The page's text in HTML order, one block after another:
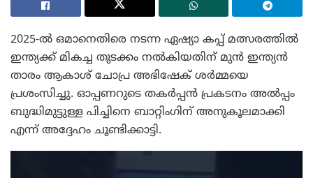
2025-ൽ ഒമാനെതിരെ നടന്ന ഏഷ്യാ കപ്പ് മത്സരത്തിൽ
ഇന്ത്യക്ക് മികച്ച തുടക്കം നൽകിയതിന് മുൻ ഇന്ത്യൻ
താരം ആകാശ് ചോപ്ര അഭിഷേക് ശർമ്മയെ
പ്രശംസിച്ചു. ഓപ്പണറുടെ തകർപ്പൻ പ്രകടനം അൽപ്പം
ബുദ്ധിമുട്ടുള്ള പിച്ചിനെ ബാറ്റിംഗിന് അനുകൂലമാക്കി
എന്ന് അദ്ദേഹം ചൂണ്ടിക്കാട്ടി.